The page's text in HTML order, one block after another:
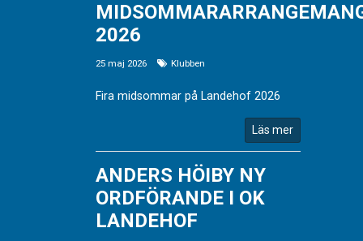
2026
25 maj 2026 Klubben
Fira midsommar på Landehof 2026
Läs mer
ANDERS HÖIBY NY
ORDFÖRANDE I OK
LANDEHOF